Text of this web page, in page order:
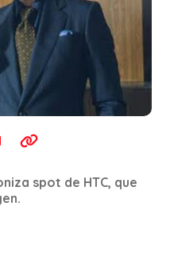
spot de HTC, que